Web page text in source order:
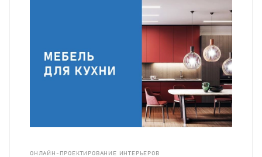
ОНЛАЙН-ПРОЕКТИРОВАНИЕ ИНТЕРЬЕРОВ